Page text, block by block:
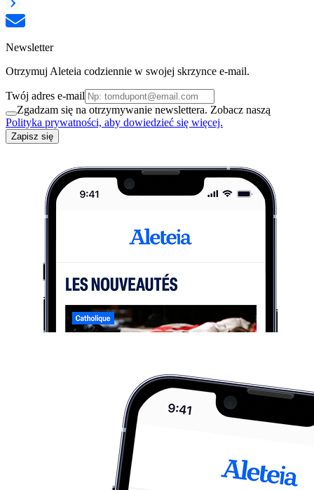
Newsletter
Otrzymuj Aleteia codziennie w swojej skrzynce e-mail.
Twój adres e-mail
Zgadzam się na otrzymywanie newslettera. Zobacz naszą
Polityka prywatności, aby dowiedzieć się więcej.
Zapisz się